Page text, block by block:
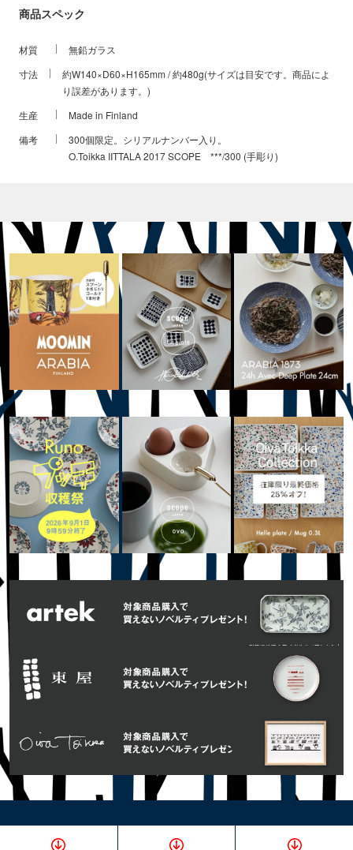
商品スペック
材質
無鉛ガラス
寸法
約W140×D60×H165mm / 約480g(サイズは目安です。商品によ
り誤差があります。)
生産
Made in Finland
備考
300個限定。シリアルナンバー入り。
O.Toikka IITTALA 2017 SCOPE ***/300 (手彫り)